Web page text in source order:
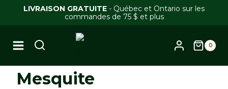
LIVRAISON GRATUITE - Québec et Ontario sur les
commandes de 75 $ et plus
0
Mesquite